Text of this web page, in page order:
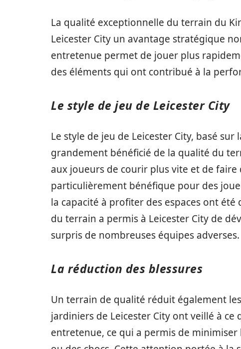
La qualité exceptionnelle du terrain du
Leicester City un avantage stratégique
entretenue permet de jouer plus
des éléments qui ont contribué à la
Le style de jeu de Leicester City
Le style de jeu de Leicester City, basé
grandement bénéficié de la qualité du
aux joueurs de courir plus vite et de faire
particulièrement bénéfique pour des
la capacité à profiter des espaces ont
du terrain a permis à Leicester City de
surpris de nombreuses équipes adverses.
La réduction des blessures
Un terrain de qualité réduit également
jardiniers de Leicester City ont veillé à
entretenue, ce qui a permis de minimiser